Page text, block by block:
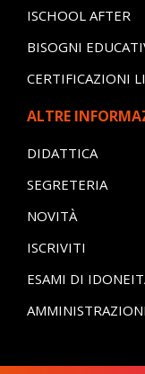
ISCHOOL AFTER
BISOGNI
CERTIFICAZIONI
ALTRE
DIDATTICA
SEGRETERIA
NOVITÀ
ISCRIVITI
ESAMI DI